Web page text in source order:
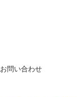
お問い合わせ